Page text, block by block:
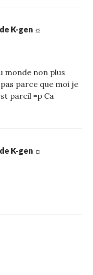
K-gen ☼
monde non plus
parce que moi je
pareil =p Ca
K-gen ☼